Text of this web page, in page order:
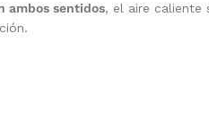
ambos sentidos, el aire caliente